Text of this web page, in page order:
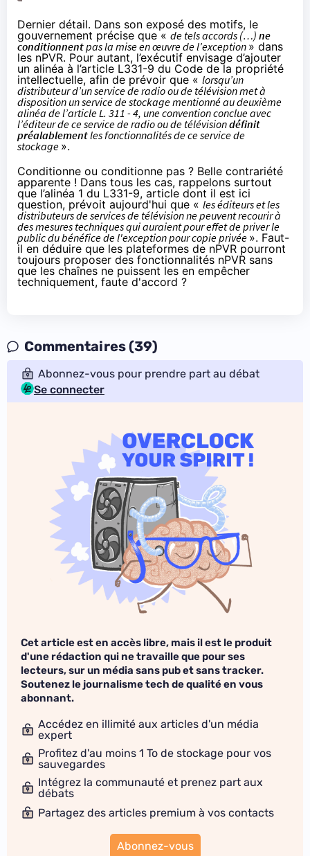
Dernier détail. Dans son exposé des motifs, le
gouvernement précise que « de tels accords (…) ne
conditionnentpas la mise en œuvre de l’exception » dans
les nPVR. Pour autant, l’exécutif envisage d’ajouter
un alinéa à l’article L331-9 du Code de la propriété
intellectuelle, afin de prévoir que « lorsqu’un
distributeur d’un service de radio ou de télévision met à
disposition un service de stockage mentionné au deuxième
alinéa de l’article L. 311 - 4, une convention conclue avec
l’éditeur de ce service de radio ou de télévisiondéfinit
préalablementles fonctionnalités de ce service de
stockage ».
Conditionne ou conditionne pas ? Belle contrariété
apparente ! Dans tous les cas, rappelons surtout
que l’alinéa 1 du L331-9, article dont il est ici
question, prévoit aujourd'hui que « les éditeurs et les
distributeurs de services de télévision ne peuvent recourir à
des mesures techniques qui auraient pour effet de priver le
public du bénéfice de l'exception pour copie privée ». Faut-
il en déduire que les plateformes de nPVR pourront
toujours proposer des fonctionnalités nPVR sans
que les chaînes ne puissent les en empêcher
techniquement, faute d'accord ?
Commentaires (39)
Abonnez-vous pour prendre part au débat
Se connecter
Cet article est en accès libre, mais il est le produit
d'une rédaction qui ne travaille que pour ses
lecteurs, sur un média sans pub et sans tracker.
Soutenez le journalisme tech de qualité en vous
abonnant.
Accédez en illimité aux articles d'un média
expert
Profitez d'au moins 1 To de stockage pour vos
sauvegardes
Intégrez la communauté et prenez part aux
débats
Partagez des articles premium à vos contacts
Abonnez-vous